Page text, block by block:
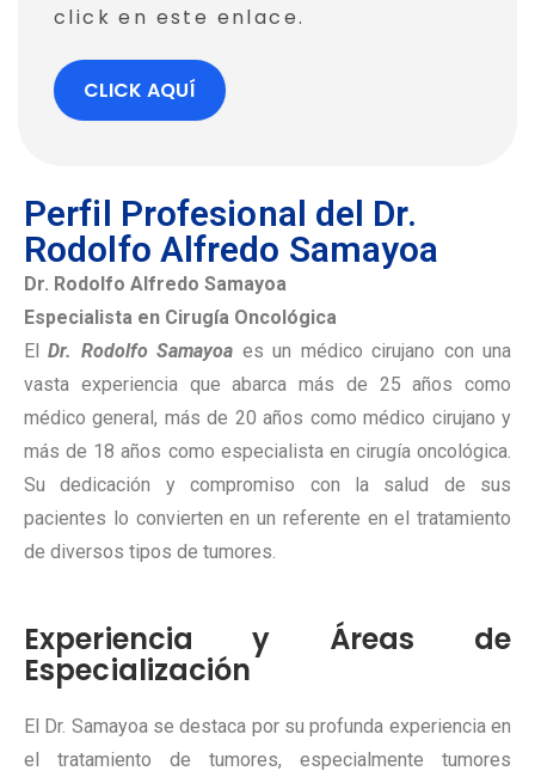
click en este enlace.
CLICK AQUÍ
Perfil Profesional del Dr.
Rodolfo Alfredo Samayoa
Dr. Rodolfo Alfredo Samayoa
Especialista en Cirugía Oncológica
ElDr. Rodolfo Samayoa es un médico cirujano con una
vasta experiencia que abarca más de 25 años como
médico general, más de 20 años como médico cirujano y
más de 18 años como especialista en cirugía oncológica.
Su dedicación y compromiso con la salud de sus
pacientes lo convierten en un referente en el tratamiento
de diversos tipos de tumores.
Experiencia y Áreas de
Especialización
El Dr. Samayoa se destaca por su profunda experiencia en
el tratamiento de tumores, especialmente tumores